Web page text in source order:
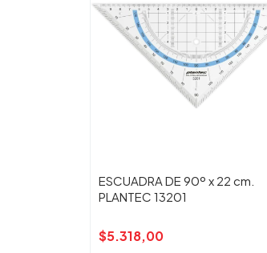
ESCUADRA DE 90º x 22 cm.
PLANTEC 13201
$5.318,00